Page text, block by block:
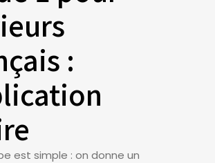
:
est simple : on donne un